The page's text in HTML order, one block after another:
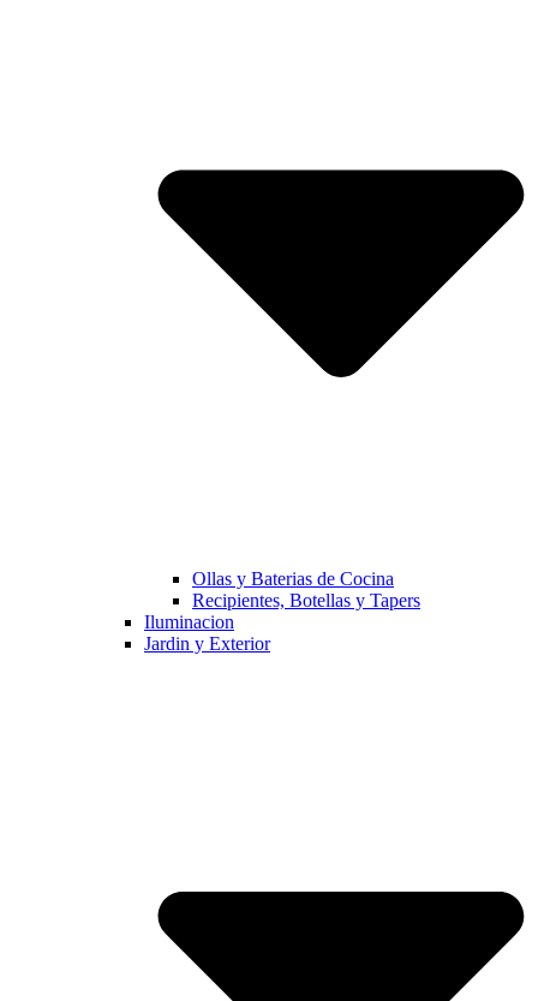
Ollas y Baterias de Cocina
Recipientes, Botellas y Tapers
Iluminacion
Jardin y Exterior